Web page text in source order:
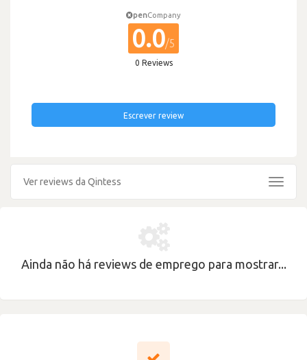
penCompany
0.0/5
0 Reviews
Escrever review
Ver reviews da Qintess
Toggle
Ainda não há reviews de emprego para mostrar...